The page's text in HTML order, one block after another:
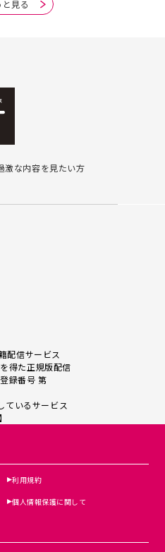
と見る
激な内容を見たい方
配信サービス
得た正規版配信
録番号 第
ているサービス
利用規約
個人情報保護に関して